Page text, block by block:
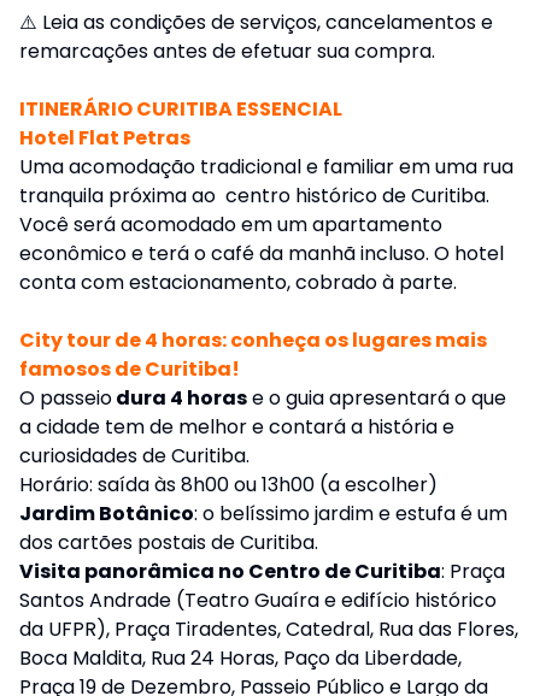
⚠️ Leia as condições de serviços, cancelamentos e
remarcações antes de efetuar sua compra.
ITINERÁRIO CURITIBA ESSENCIAL
Hotel Flat Petras
Uma acomodação tradicional e familiar em uma rua
tranquila próxima ao centro histórico de Curitiba.
Você será acomodado em um apartamento
econômico e terá o café da manhã incluso. O hotel
conta com estacionamento, cobrado à parte.
City tour de 4 horas: conheça os lugares mais
famosos de Curitiba!
O passeiodura 4 horase o guia apresentará o que
a cidade tem de melhor e contará a história e
curiosidades de Curitiba.
Horário: saída às 8h00 ou 13h00 (a escolher)
Jardim Botânico: o belíssimo jardim e estufa é um
dos cartões postais de Curitiba.
Visita panorâmica no Centro de Curitiba: Praça
Santos Andrade (Teatro Guaíra e edifício histórico
da UFPR), Praça Tiradentes, Catedral, Rua das Flores,
Boca Maldita, Rua 24 Horas, Paço da Liberdade,
Praça 19 de Dezembro, Passeio Público e Largo da